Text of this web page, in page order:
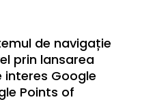
de navigație
prin lansarea
interes Google
Points of